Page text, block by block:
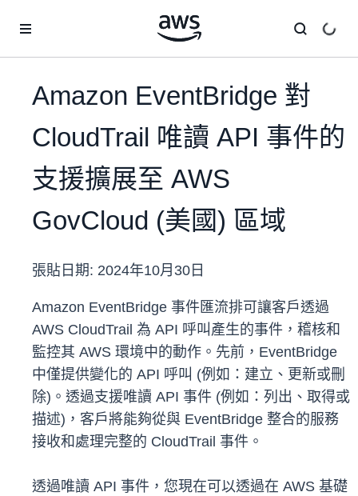
Amazon EventBridge 對
CloudTrail 唯讀 API 事件的
支援擴展至 AWS
GovCloud (美國) 區域
張貼日期: 2024年10月30日
Amazon EventBridge 事件匯流排可讓客戶透過
AWS CloudTrail 為 API 呼叫產生的事件，稽核和
監控其 AWS 環境中的動作。先前，EventBridge
中僅提供變化的 API 呼叫 (例如：建立、更新或刪
除)。透過支援唯讀 API 事件 (例如：列出、取得或
描述)，客戶將能夠從與 EventBridge 整合的服務
接收和處理完整的 CloudTrail 事件。
透過唯讀 API 事件，您現在可以透過在 AWS 基礎